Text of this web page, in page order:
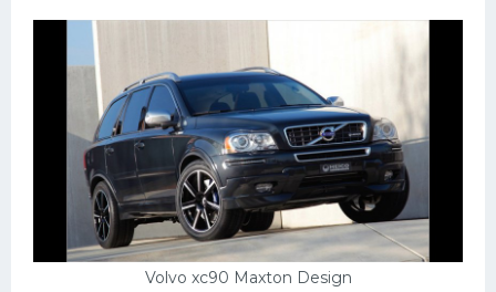
Volvo xc90 Maxton Design